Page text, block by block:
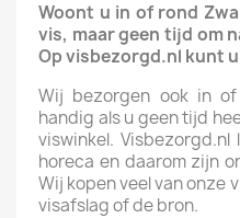
Woont u in of rond
vis, maar geen tijd om
Op visbezorgd.nl kunt
Wij bezorgen ook in
handig als u geen tijd
viswinkel.
horeca en daarom zijn
Wij kopen veel van onze
visafslag of de bron.